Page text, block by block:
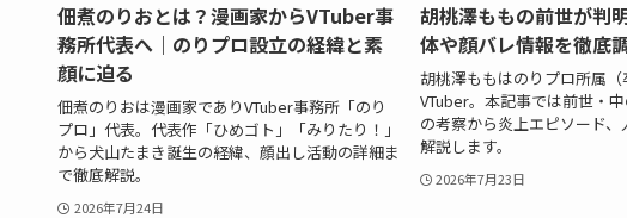
佃煮のりおとは？漫画家からVTuber事
務所代表へ｜のりプロ設立の経緯と素
顔に迫る
佃煮のりおは漫画家でありVTuber事務所「のり
プロ」代表。代表作「ひめゴト」「みりたり！」
から犬山たまき誕生の経緯、顔出し活動の詳細ま
で徹底解説。
2026年7月24日
胡桃澤ももの前世が判
体や顔バレ情報を徹底
胡桃澤ももはのりプロ所属
VTuber。本記事では前世・
の考察から炎上エピソード
解説します。
2026年7月23日